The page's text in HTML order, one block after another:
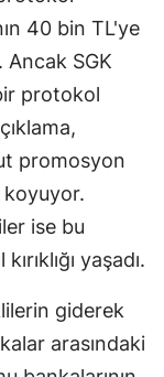
Kırklareli
Kırşehir
Kocaeli
Konya
Kütahya
Kahramanmaraş
40 bin TL'ye
Ancak SGK
protokol
promosyon
koyuyor.
ise bu
yaşadı.
giderek
arasındaki